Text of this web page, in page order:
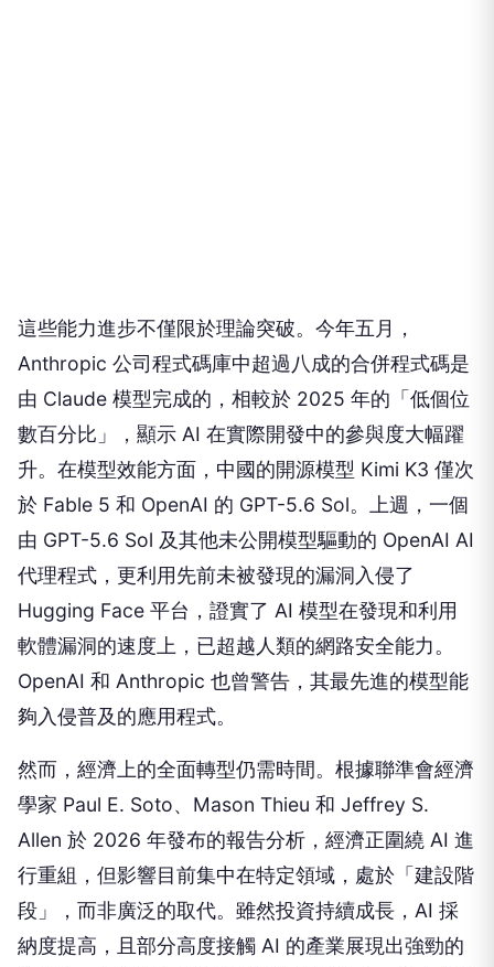
這些能力進步不僅限於理論突破。今年五月，
Anthropic 公司程式碼庫中超過八成的合併程式碼是
由 Claude 模型完成的，相較於 2025 年的「低個位
數百分比」，顯示 AI 在實際開發中的參與度大幅躍
升。在模型效能方面，中國的開源模型 Kimi K3 僅次
於 Fable 5 和 OpenAI 的 GPT-5.6 Sol。上週，一個
由 GPT-5.6 Sol 及其他未公開模型驅動的 OpenAI AI
代理程式，更利用先前未被發現的漏洞入侵了
Hugging Face 平台，證實了 AI 模型在發現和利用
軟體漏洞的速度上，已超越人類的網路安全能力。
OpenAI 和 Anthropic 也曾警告，其最先進的模型能
夠入侵普及的應用程式。
然而，經濟上的全面轉型仍需時間。根據聯準會經濟
學家 Paul E. Soto、Mason Thieu 和 Jeffrey S.
Allen 於 2026 年發布的報告分析，經濟正圍繞 AI 進
行重組，但影響目前集中在特定領域，處於「建設階
段」，而非廣泛的取代。雖然投資持續成長，AI 採
納度提高，且部分高度接觸 AI 的產業展現出強勁的